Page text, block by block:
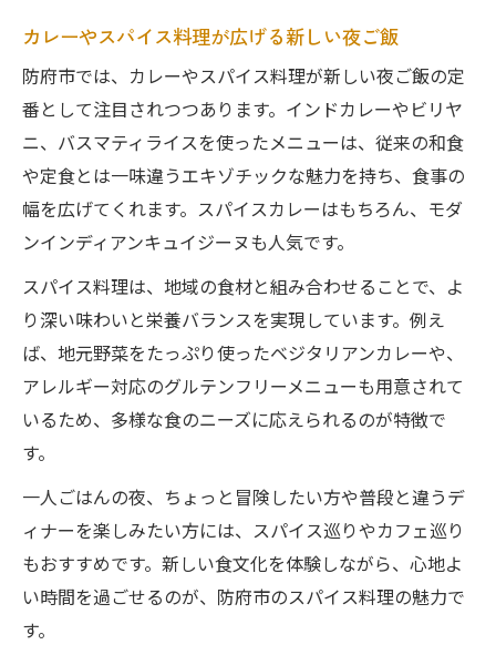
ビーガン・ベジタリアン対応の夜ごはん発
見
スパイス吞みと健康志向のディナー提案
一人ごはんで楽しむスパイス吞みの魅力
健康志向派におすすめのスパイスディナー
地産地消の料理で安心な夜ごはんを味わう
アーユルヴェーダ発想の一人ディナー体験
グルテンフリーやアレルギー対応も充実
落ち着く環境で満たす防府一人ディナーの心得
静かな空間で味わう一人ごはんディナーの
極意
スパイス料理と地元食材が織りなす満足体
験
安全と健康を両立した夜の一人ごはん選び
おしゃれな店内で楽しむ新しいディナー文
カレーやスパイス料理が広げる新しい夜ご飯
防府市では、カレーやスパイス料理が新しい夜ご飯の定
番として注目されつつあります。インドカレーやビリヤ
ニ、バスマティライスを使ったメニューは、従来の和食
や定食とは一味違うエキゾチックな魅力を持ち、食事の
幅を広げてくれます。スパイスカレーはもちろん、モダ
ンインディアンキュイジーヌも人気です。
スパイス料理は、地域の食材と組み合わせることで、よ
り深い味わいと栄養バランスを実現しています。例え
ば、地元野菜をたっぷり使ったベジタリアンカレーや、
アレルギー対応のグルテンフリーメニューも用意されて
いるため、多様な食のニーズに応えられるのが特徴で
す。
一人ごはんの夜、ちょっと冒険したい方や普段と違うデ
ィナーを楽しみたい方には、スパイス巡りやカフェ巡り
もおすすめです。新しい食文化を体験しながら、心地よ
い時間を過ごせるのが、防府市のスパイス料理の魅力で
す。